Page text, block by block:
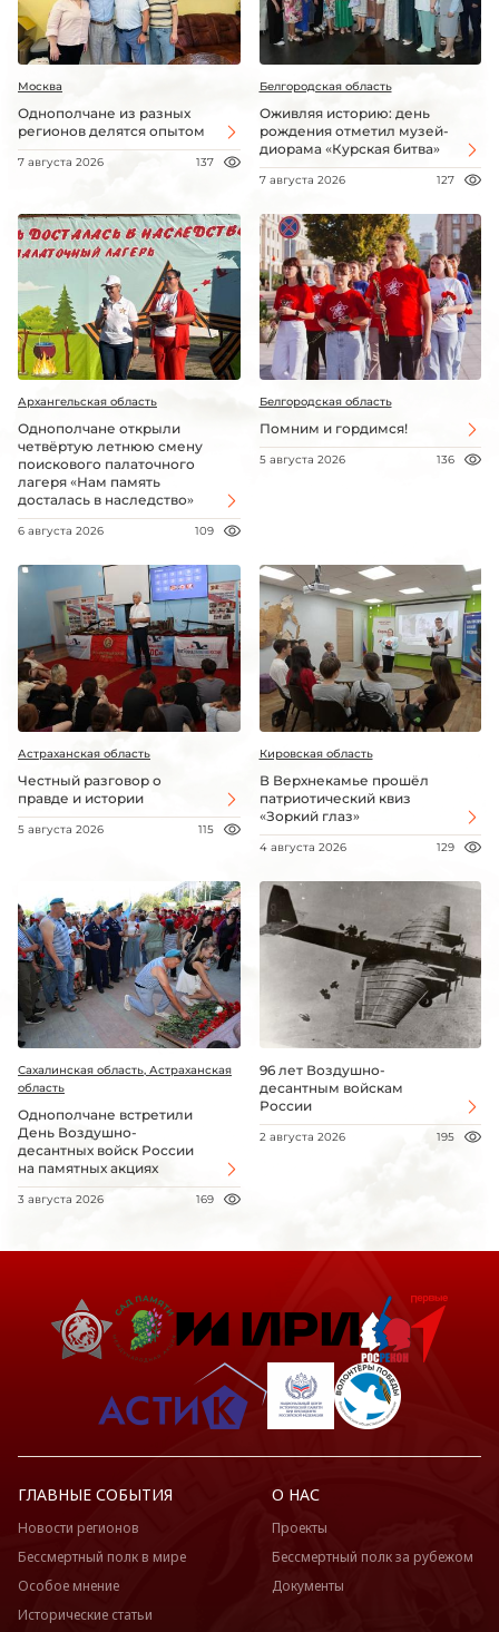
Москва
Однополчане из разных
регионов делятся опытом
7 августа 2026 137
Белгородская область
Оживляя историю: день
рождения отметил музей-
диорама «Курская битва»
7 августа 2026 127
Архангельская область
Однополчане открыли
четвёртую летнюю смену
поискового палаточного
лагеря «Нам память
досталась в наследство»
6 августа 2026 109
Белгородская область
Помним и гордимся!
5 августа 2026 136
Астраханская область
Честный разговор о
правде и истории
5 августа 2026 115
Кировская область
В Верхнекамье прошёл
патриотический квиз
«Зоркий глаз»
4 августа 2026 129
Сахалинская область, Астраханская
область
Однополчане встретили
День Воздушно-
десантных войск России
на памятных акциях
3 августа 2026 169
96 лет Воздушно-
десантным войскам
России
2 августа 2026 195
ГЛАВНЫЕ СОБЫТИЯ
Новости регионов
Бессмертный полк в мире
Особое мнение
Исторические статьи
О НАС
Проекты
Бессмертный полк за рубежом
Документы